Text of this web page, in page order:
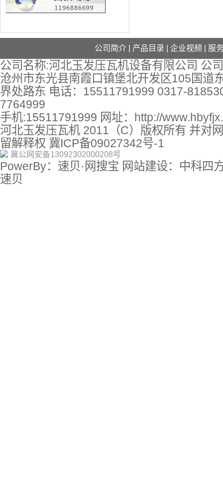
公司简介 产品目录 企业视频 服
公司名称:河北玉发压瓦机设备有限公司 公
沧州市东光县南霞口镇堡北开发区105国道
界处路东 电话：15511791999 0317-
7764999
手机:15511791999 网址： http://
河北玉发压瓦机 2011（C）版权所有 并对
留解释权 冀ICP备09027342号-1
冀公网安备13092302000208号
PowerBy：速贝·网搜宝 网站建设：中科四
速贝